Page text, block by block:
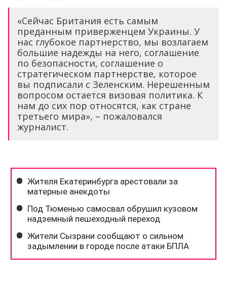
«Сейчас Британия есть самым
преданным приверженцем Украины. У
нас глубокое партнерство, мы возлагаем
большие надежды на него, соглашение
по безопасности, соглашение о
стратегическом партнерстве, которое
вы подписали с Зеленским. Нерешенным
вопросом остается визовая политика. К
нам до сих пор относятся, как стране
третьего мира», – пожаловался
журналист.